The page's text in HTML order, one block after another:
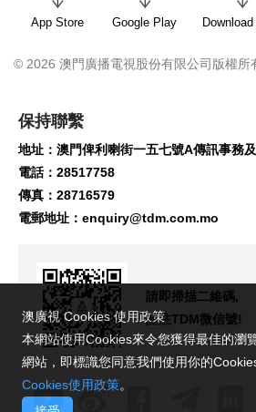
App Store Google Play
© 2026 澳門廣播電視股份有限公司版權所
保持聯繫
地址：澳門俾利喇街一五七號A傳訊事務
電話：28517758
傳真：28716579
電郵地址： enquiry@tdm.com.mo
請即掃描二維碼,
關注TDM微信號!
澳廣視 Cookies 使用政策
本網站使用Cookies來令您獲得最佳的瀏
網站，即標識您同意我們使用你的
Cookies使用政策。